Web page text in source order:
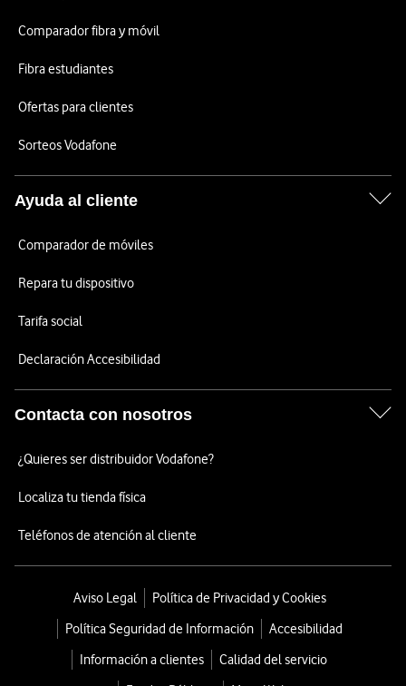
Comparador fibra y móvil
Fibra estudiantes
Ofertas para clientes
Sorteos Vodafone
Ayuda al cliente
Comparador de móviles
Repara tu dispositivo
Tarifa social
Declaración Accesibilidad
Contacta con nosotros
¿Quieres ser distribuidor Vodafone?
Localiza tu tienda física
Teléfonos de atención al cliente
Aviso Legal
Política de Privacidad y Cookies
Política Seguridad de Información
Accesibilidad
Información a clientes
Calidad del servicio